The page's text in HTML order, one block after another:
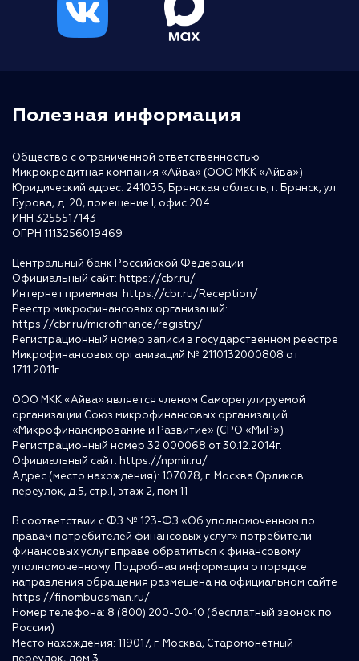
Полезная информация
Общество с ограниченной ответственностью
Микрокредитная компания «Айва» (ООО МКК «Айва»)
Юридический адрес: 241035, Брянская область, г. Брянск, ул.
Бурова, д. 20, помещение I, офис 204
ИНН 3255517143
ОГРН 1113256019469
Центральный банк Российской Федерации
Официальный сайт: https://cbr.ru/
Интернет приемная: https://cbr.ru/Reception/
Реестр микрофинансовых организаций:
https://cbr.ru/microfinance/registry/
Регистрационный номер записи в государственном реестре
Микрофинансовых организаций № 2110132000808 от
17.11.2011г.
ООО МКК «Айва» является членом Саморегулируемой
организации Союз микрофинансовых организаций
«Микрофинансирование и Развитие» (СРО «МиР»)
Регистрационный номер 32 000068 от 30.12.2014г.
Официальный сайт: https://npmir.ru/
Адрес (место нахождения): 107078, г. Москва Орликов
переулок, д.5, стр.1, этаж 2, пом.11
В соответствии с ФЗ № 123-ФЗ «Об уполномоченном по
правам потребителей финансовых услуг» потребители
финансовых услуг вправе обратиться к финансовому
уполномоченному. Подробная информация о порядке
направления обращения размещена на официальном сайте
https://finombudsman.ru/
Номер телефона: 8 (800) 200-00-10 (бесплатный звонок по
России)
Место нахождения: 119017, г. Москва, Старомонетный